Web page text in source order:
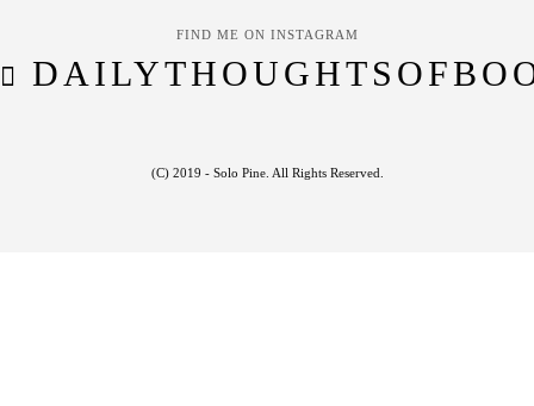
FIND ME ON INSTAGRAM
(C) 2019 - Solo Pine. All Rights Reserved.